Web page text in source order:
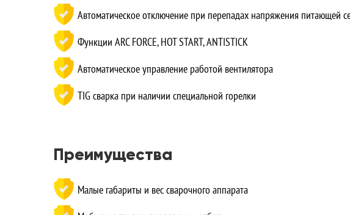
Автоматическое отключение при перепадах напряжения питающей
Функции ARC FORCE, HOT START, ANTISTICK
Автоматическое управление работой вентилятора
ТIG сварка при наличии специальной горелки
Преимущества
Малые габариты и вес сварочного аппарата